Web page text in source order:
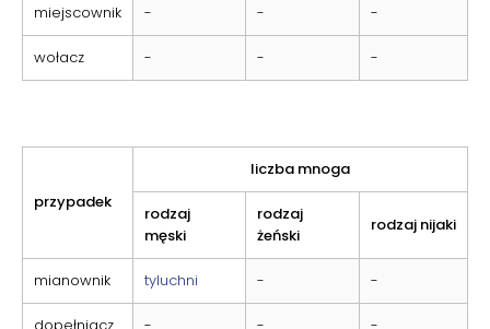
miejscownik - - -
wołacz - - -
przypadek
liczba mnoga
rodzaj
męski
rodzaj
żeński
rodzaj nijaki
mianownik tyluchni - -